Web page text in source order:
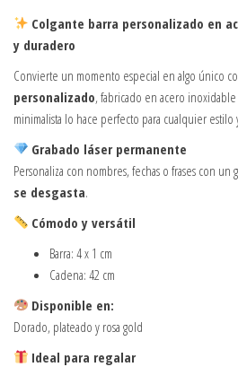
Colgante barra personalizado en
y duradero
Convierte un momento especial en algo único
personalizado, fabricado en acero
minimalista lo hace perfecto para cualquier estilo
Grabado láser permanente
Personaliza con nombres, fechas o frases con un
se desgasta.
Cómodo y versátil
Barra: 4 x 1 cm
Cadena: 42 cm
Disponible en:
Dorado, plateado y rosa gold
Ideal para regalar